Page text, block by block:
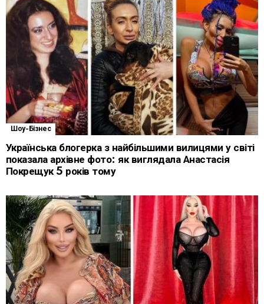
Шоу-Бізнес
Українська блогерка з найбільшими вилицями у світі
показала архівне фото: як виглядала Анастасія
Покрещук 5 років тому